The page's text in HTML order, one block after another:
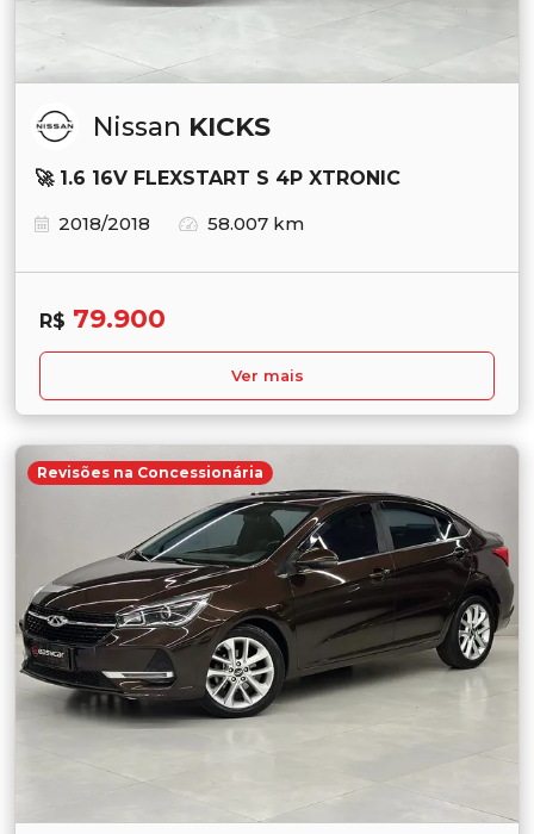
Nissan KICKS
🚀 1.6 16V FLEXSTART S 4P XTRONIC
2018/2018
58.007 km
R$ 79.900
Ver mais
Revisões na Concessionária